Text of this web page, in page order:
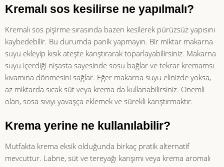
Kremalı sos kesilirse ne yapılmalı?
Kremalı sos pişirme sırasında bazen kesilerek pürüzsüz yapısını
kaybedebilir. Bu durumda panik yapmayın. Bir miktar makarna
suyu ekleyip kısık ateşte karıştırarak toparlayabilirsiniz. Makarna
suyu içerdiği nişasta sayesinde sosu bağlar ve tekrar kremamsı
kıvamına dönmesini sağlar. Eğer makarna suyu elinizde yoksa,
az miktarda sıcak süt veya krema da kullanabilirsiniz. Önemli
olan, sosa sıvıyı yavaşça eklemek ve sürekli karıştırmaktır.
Krema yerine ne kullanılabilir?
Mutfakta krema eksik olduğunda birkaç pratik alternatif
mevcuttur. Labne, süt ve tereyağı karışımı veya krema aromalı